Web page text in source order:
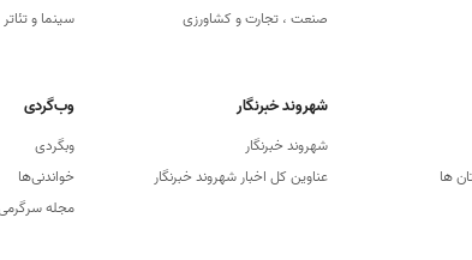
صنعت ، تجارت و کشاورزی
سینما و تئاتر
ها
شهروند خبرنگار
شهروند خبرنگار
عناوین کل اخبار شهروند خبرنگار
وب‌گردی
وبگردی
خواندنی‌ها
مجله